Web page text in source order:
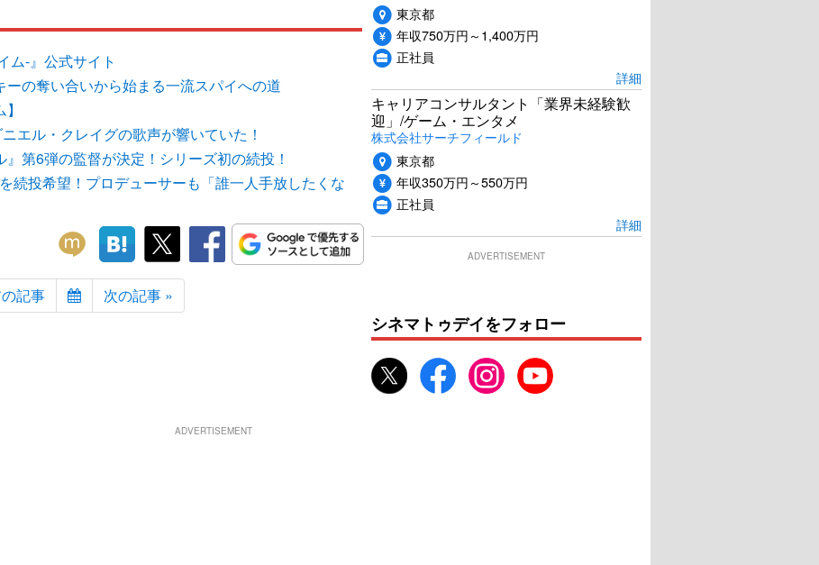
ム-』公式サイト
の奪い合いから始まる一流スパイへの道
エル・クレイグの歌声が響いていた！
』第6弾の監督が決定！シリーズ初の続投！
続投希望！プロデューサーも「誰一人手放したくな
記事 次の記事 »
東京都
年収750万円～1,400万円
正社員
詳細
キャリアコンサルタント「業界未経験歓
迎」/ゲーム・エンタメ
株式会社サーチフィールド
東京都
年収350万円～550万円
正社員
詳細
ADVERTISEMENT
シネマトゥデイをフォロー
ADVERTISEMENT